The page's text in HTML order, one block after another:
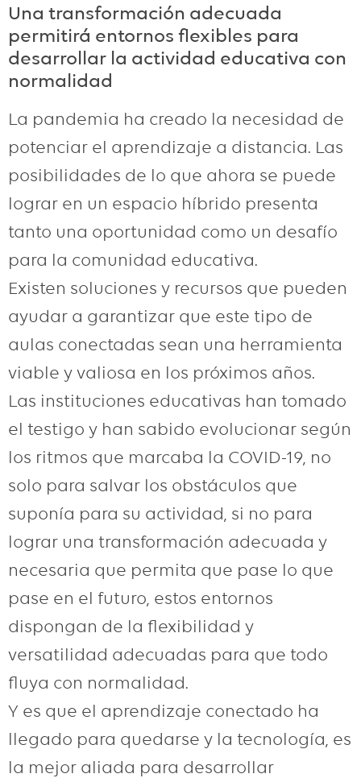
Una transformación adecuada
permitirá entornos flexibles para
desarrollar la actividad educativa con
normalidad
La pandemia ha creado la necesidad de
potenciar el aprendizaje a distancia. Las
posibilidades de lo que ahora se puede
lograr en un espacio híbrido presenta
tanto una oportunidad como un desafío
para la comunidad educativa.
Existen soluciones y recursos que pueden
ayudar a garantizar que este tipo de
aulas conectadas sean una herramienta
viable y valiosa en los próximos años.
Las instituciones educativas han tomado
el testigo y han sabido evolucionar según
los ritmos que marcaba la COVID-19, no
solo para salvar los obstáculos que
suponía para su actividad, si no para
lograr una transformación adecuada y
necesaria que permita que pase lo que
pase en el futuro, estos entornos
dispongan de la flexibilidad y
versatilidad adecuadas para que todo
fluya con normalidad.
Y es que el aprendizaje conectado ha
llegado para quedarse y la tecnología, es
la mejor aliada para desarrollar